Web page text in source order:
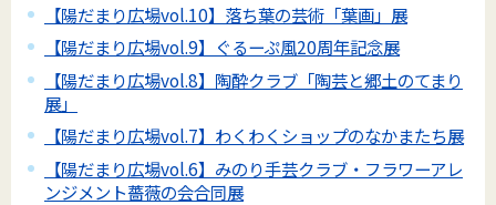
【陽だまり広場vol.10】落ち葉の芸術「葉画」展
【陽だまり広場vol.9】ぐるーぷ風20周年記念展
【陽だまり広場vol.8】陶酔クラブ「陶芸と郷土のてまり
展」
【陽だまり広場vol.7】わくわくショップのなかまたち展
【陽だまり広場vol.6】みのり手芸クラブ・フラワーアレ
ンジメント薔薇の会合同展